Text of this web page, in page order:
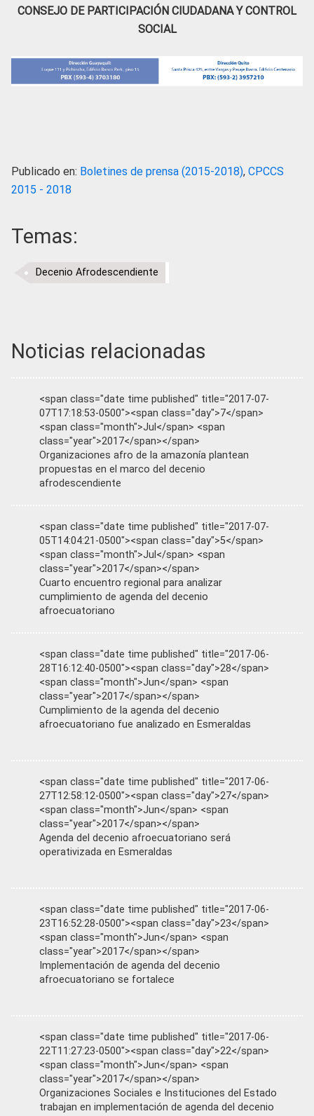
CONSEJO DE PARTICIPACIÓN CIUDADANA Y CONTROL
SOCIAL
Publicado en: Boletines de prensa (2015-2018), CPCCS
2015 - 2018
Temas:
Decenio Afrodescendiente
Noticias relacionadas
<span class="date time published" title="2017-07-
07T17:18:53-0500"><span class="day">7</span>
<span class="month">Jul</span> <span
class="year">2017</span></span>
Organizaciones afro de la amazonía plantean
propuestas en el marco del decenio
afrodescendiente
<span class="date time published" title="2017-07-
05T14:04:21-0500"><span class="day">5</span>
<span class="month">Jul</span> <span
class="year">2017</span></span>
Cuarto encuentro regional para analizar
cumplimiento de agenda del decenio
afroecuatoriano
<span class="date time published" title="2017-06-
28T16:12:40-0500"><span class="day">28</span>
<span class="month">Jun</span> <span
class="year">2017</span></span>
Cumplimiento de la agenda del decenio
afroecuatoriano fue analizado en Esmeraldas
<span class="date time published" title="2017-06-
27T12:58:12-0500"><span class="day">27</span>
<span class="month">Jun</span> <span
class="year">2017</span></span>
Agenda del decenio afroecuatoriano será
operativizada en Esmeraldas
<span class="date time published" title="2017-06-
23T16:52:28-0500"><span class="day">23</span>
<span class="month">Jun</span> <span
class="year">2017</span></span>
Implementación de agenda del decenio
afroecuatoriano se fortalece
<span class="date time published" title="2017-06-
22T11:27:23-0500"><span class="day">22</span>
<span class="month">Jun</span> <span
class="year">2017</span></span>
Organizaciones Sociales e Instituciones del Estado
trabajan en implementación de agenda del decenio